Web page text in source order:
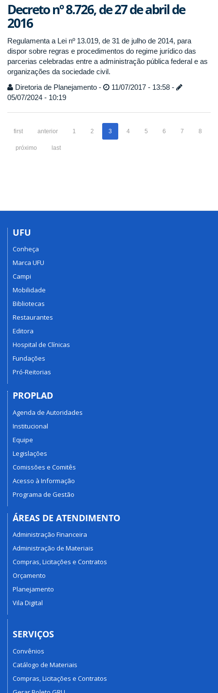
Decreto nº 8.726, de 27 de abril de
2016
Regulamenta a Lei nº 13.019, de 31 de julho de 2014, para
dispor sobre regras e procedimentos do regime jurídico das
parcerias celebradas entre a administração pública federal e as
organizações da sociedade civil.
Diretoria de Planejamento -
11/07/2017 - 13:58 -
05/07/2024 - 10:19
first anterior 1 2 3 4 5 6 7 8
próximo last
UFU
Conheça
Marca UFU
Campi
Mobilidade
Bibliotecas
Restaurantes
Editora
Hospital de Clínicas
Fundações
Pró-Reitorias
PROPLAD
Agenda de Autoridades
Institucional
Equipe
Legislações
Comissões e Comitês
Acesso à Informação
Programa de Gestão
ÁREAS DE ATENDIMENTO
Administração Financeira
Administração de Materiais
Compras, Licitações e Contratos
Orçamento
Planejamento
Vila Digital
SERVIÇOS
Convênios
Catálogo de Materiais
Compras, Licitações e Contratos